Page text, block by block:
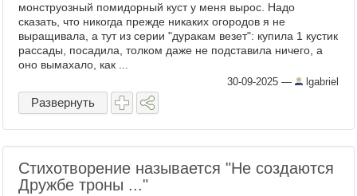
монструозный помидорный куст у меня вырос. Надо
сказать, что никогда прежде никаких огородов я не
выращивала, а тут из серии "дуракам везет": купила 1 кустик
рассады, посадила, толком даже не подставила ничего, а
оно вымахало, как ...
30-09-2025 — lgabriel
Развернуть
Стихотворение называется "Не создаются
Дружбе троны ..."